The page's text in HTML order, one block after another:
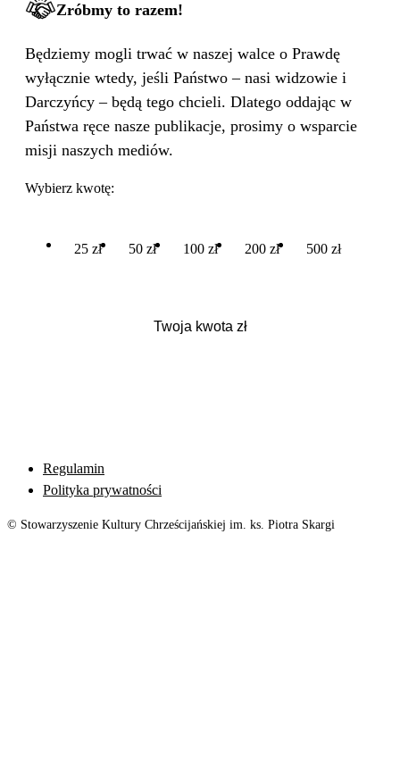
Zróbmy to razem!
Będziemy mogli trwać w naszej walce o Prawdę
wyłącznie wtedy, jeśli Państwo – nasi widzowie i
Darczyńcy – będą tego chcieli. Dlatego oddając w
Państwa ręce nasze publikacje, prosimy o wsparcie
misji naszych mediów.
Wybierz kwotę:
25 zł 50 zł 100 zł 200 zł 500 zł
Regulamin
Polityka prywatności
© Stowarzyszenie Kultury Chrześcijańskiej im. ks. Piotra Skargi